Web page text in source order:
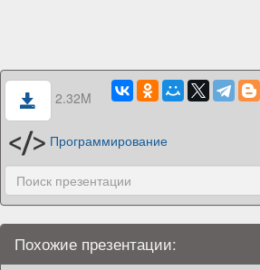
2.32M
Программирование
Похожие презентации: